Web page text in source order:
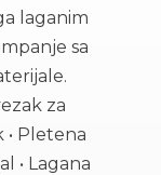
laganim
sa
za
• Pletena
• Lagana